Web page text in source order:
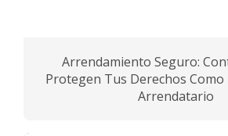
Arrendamiento Seguro:
Protegen Tus Derechos
Arrendatario